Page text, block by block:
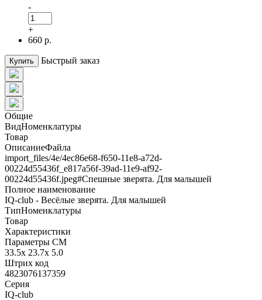
-
+
660 р.
Купить Быстрый заказ
Общие
ВидНоменклатуры
Товар
ОписаниеФайла
import_files/4e/4ec86e68-f650-11e8-a72d-
00224d55436f_e817a56f-39ad-11e9-af92-
00224d55436f.jpeg#Спешные зверята. Для малышей
Полное наименование
IQ-club - Весёлые зверята. Для малышей
ТипНоменклатуры
Товар
Характеристики
Параметры СМ
33.5x 23.7x 5.0
Штрих код
4823076137359
Серия
IQ-club